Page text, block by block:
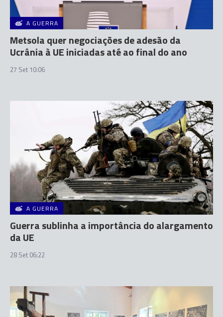
A GUERRA
Metsola quer negociações de adesão da
Ucrânia à UE iniciadas até ao final do ano
27 Set 10:06
A GUERRA
Guerra sublinha a importância do alargamento
da UE
28 Set 06:22